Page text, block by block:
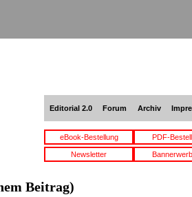
Editorial 2.0 Forum Archiv
eBook-Bestellung PDF-
Newsletter
Beitrag)